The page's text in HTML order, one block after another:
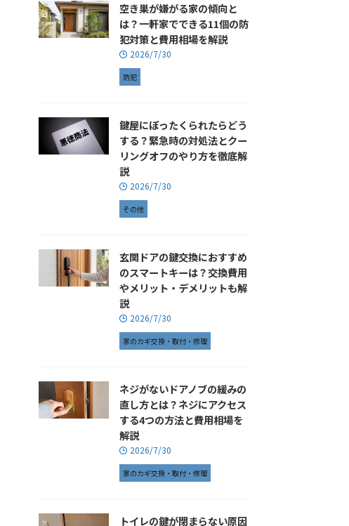
空き巣が嫌がる家の傾向と
は？一軒家でできる11個の防
犯対策と費用相場を解説
2026/7/30
防犯
鍵屋にぼったくられたらどう
する？緊急時の対処法とクー
リングオフのやり方を徹底解
説
2026/7/30
その他
玄関ドアの鍵交換におすすめ
のスマートキーは？交換費用
やメリット・デメリットも解
説
2026/7/30
家のカギ交換・取付・修理
ネジがないドアノブの緩みの
直し方とは？ネジにアクセス
する4つの方法と費用相場を
解説
2026/7/30
家のカギ交換・取付・修理
トイレの鍵が閉まらない原因